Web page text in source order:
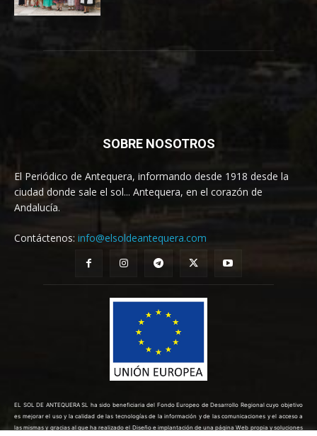
SOBRE NOSOTROS
El Periódico de Antequera, informando desde 1918 desde la
ciudad donde sale el sol... Antequera, en el corazón de
Andalucía.
Contáctenos: info@elsoldeantequera.com
EL SOL DE ANTEQUERA SL ha sido beneficiaria del Fondo Europeo de Desarrollo Regional cuyo objetivo
es mejorar el uso y la calidad de las tecnologías de la información y de las comunicaciones y el acceso a
las mismas y gracias al que ha realizado el Diseño e implantación de una página Web propia y soluciones